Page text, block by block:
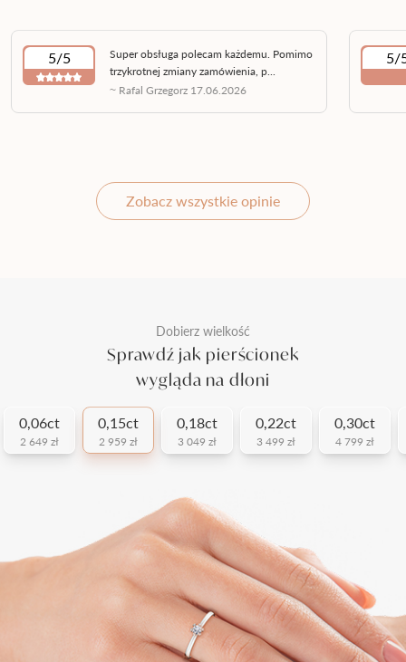
5/5
Super obsługa polecam każdemu. Pomimo
trzykrotnej zmiany zamówienia, p...
~ Rafal Grzegorz 17.06.2026
5/
Zobacz wszystkie opinie
Dobierz wielkość
Sprawdź jak pierścionek
wygląda na dłoni
0,06ct
2 649 zł
0,15ct
2 959 zł
0,18ct
3 049 zł
0,22ct
3 499 zł
0,30ct
4 799 zł